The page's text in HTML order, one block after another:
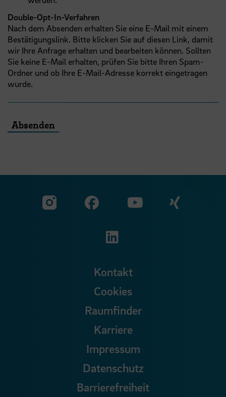
Double-Opt-In-Verfahren
Nach dem Absenden erhalten Sie eine E-Mail mit einem
Bestätigungslink. Bitte klicken Sie auf diesen Link, damit
wir Ihre Anfrage erhalten und bearbeiten können. Sollten
Sie keine E-Mail erhalten, prüfen Sie bitte Ihren Spam-
Ordner und ob Ihre E-Mail-Adresse korrekt eingetragen
wurde.
Absenden
Zu unserer Facebook
Zu
Zu unserer
Kontakt
Cookies
Raumfinder
Karriere
Impressum
Datenschutz
Barrierefreiheit